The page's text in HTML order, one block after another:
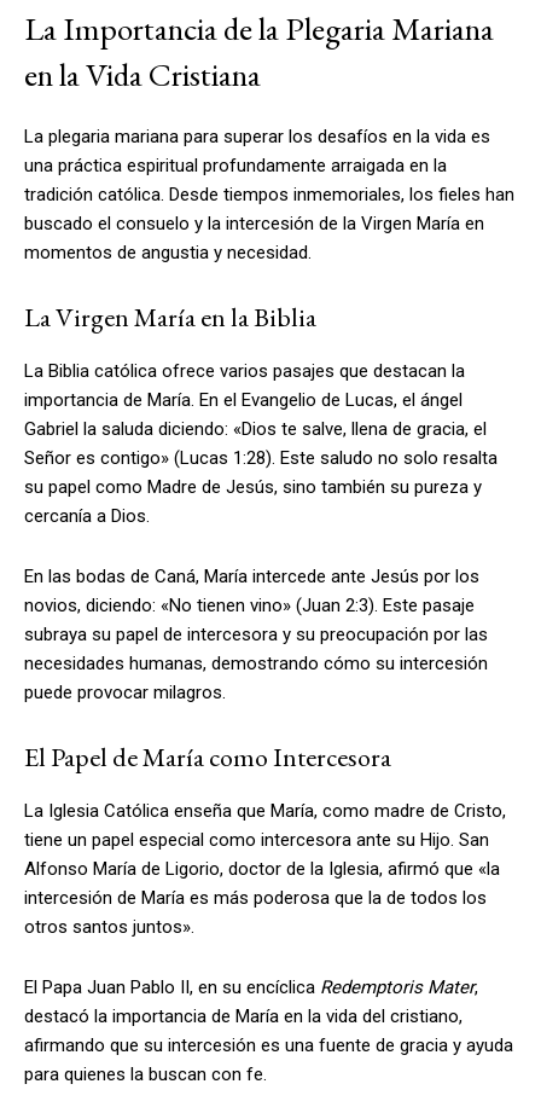
La Importancia de la Plegaria Mariana
en la Vida Cristiana
La plegaria mariana para superar los desafíos en la vida es
una práctica espiritual profundamente arraigada en la
tradición católica. Desde tiempos inmemoriales, los fieles han
buscado el consuelo y la intercesión de la Virgen María en
momentos de angustia y necesidad.
La Virgen María en la Biblia
La Biblia católica ofrece varios pasajes que destacan la
importancia de María. En el Evangelio de Lucas, el ángel
Gabriel la saluda diciendo: «Dios te salve, llena de gracia, el
Señor es contigo» (Lucas 1:28). Este saludo no solo resalta
su papel como Madre de Jesús, sino también su pureza y
cercanía a Dios.
En las bodas de Caná, María intercede ante Jesús por los
novios, diciendo: «No tienen vino» (Juan 2:3). Este pasaje
subraya su papel de intercesora y su preocupación por las
necesidades humanas, demostrando cómo su intercesión
puede provocar milagros.
El Papel de María como Intercesora
La Iglesia Católica enseña que María, como madre de Cristo,
tiene un papel especial como intercesora ante su Hijo. San
Alfonso María de Ligorio, doctor de la Iglesia, afirmó que «la
intercesión de María es más poderosa que la de todos los
otros santos juntos».
El Papa Juan Pablo II, en su encíclica Redemptoris Mater,
destacó la importancia de María en la vida del cristiano,
afirmando que su intercesión es una fuente de gracia y ayuda
para quienes la buscan con fe.